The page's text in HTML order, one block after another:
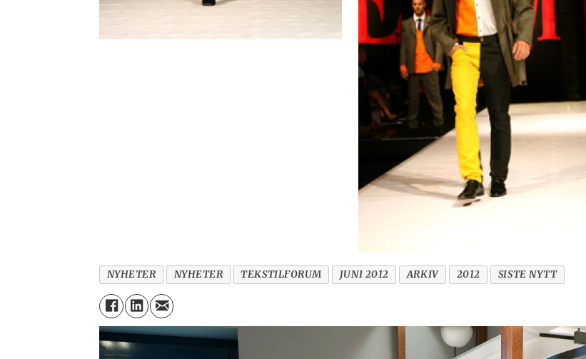
NYHETER NYHETER TEKSTILFORUM JUNI 2012 ARKIV 2012 SISTE NYTT